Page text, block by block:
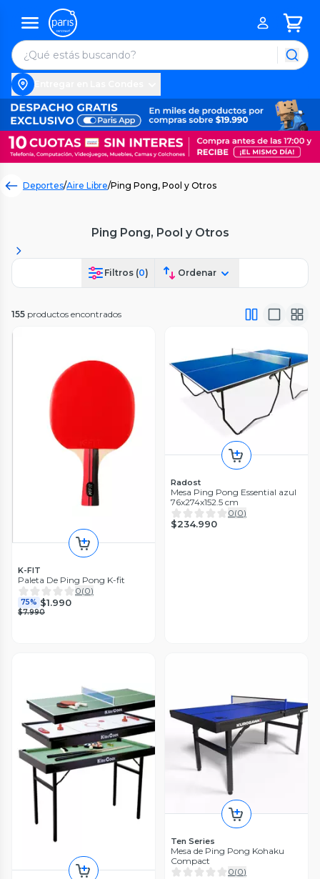
Deportes/Aire Libre/Ping Pong, Pool y Otros
Ping Pong, Pool y Otros
Filtros (0) Ordenar
155 productos encontrados
K-FIT
Paleta De Ping Pong K-fit
0(0)
75% $1.990
$7.990
Radost
Mesa Ping Pong Essential azul
76x274x152.5 cm
0(0)
$234.990
Ten Series
Mesa de Ping Pong Kohaku
Compact
0(0)